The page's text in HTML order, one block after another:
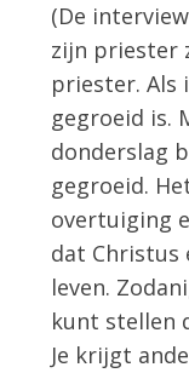
(De
zijn priester
priester. Als
gegroeid is.
donderslag
gegroeid.
overtuiging
dat Christus
leven.
kunt stellen
Je krijgt